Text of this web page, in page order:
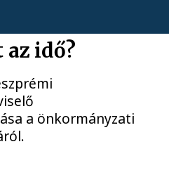
idő?
a önkormányzati